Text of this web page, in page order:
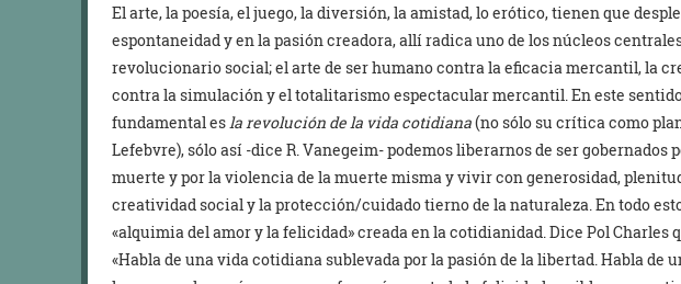
El arte, la poesía, el juego, la diversión, la amistad, lo erótico, tienen que
espontaneidad y en la pasión creadora, allí radica uno de los núcleos
revolucionario social; el arte de ser humano contra la eficacia mercantil, la
contra la simulación y el totalitarismo espectacular mercantil. En este
fundamental es la revolución de la vida cotidiana(no sólo su crítica como
Lefebvre), sólo así -dice R. Vanegeim- podemos liberarnos de ser gobernados
muerte y por la violencia de la muerte misma y vivir con generosidad,
creatividad social y la protección/cuidado tierno de la naturaleza. En todo
«alquimia del amor y la felicidad» creada en la cotidianidad. Dice Pol Charles
«Habla de una vida cotidiana sublevada por la pasión de la libertad. Habla de